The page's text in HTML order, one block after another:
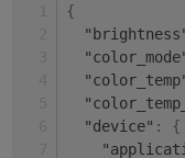
{
"device" :
{